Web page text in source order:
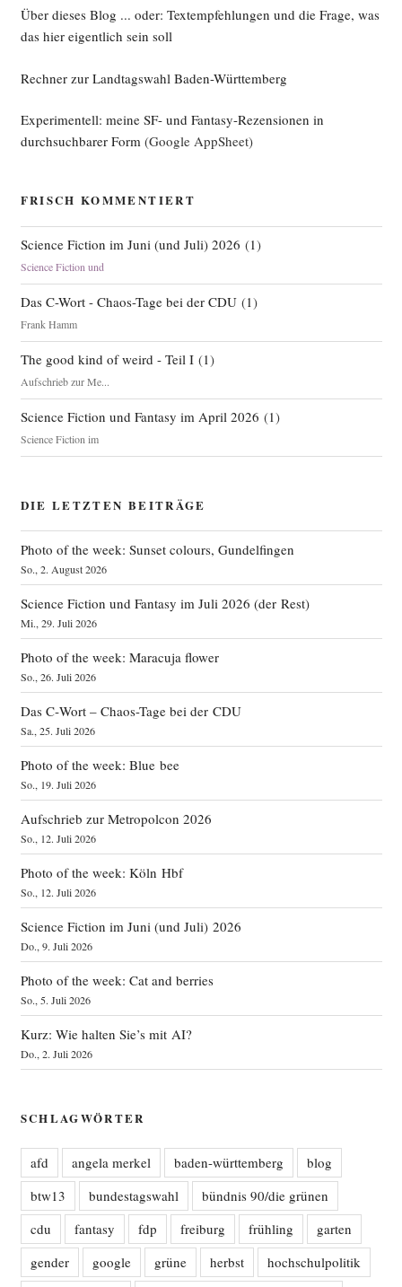
Über dieses Blog ... oder: Textempfehlungen und die Frage, was
das hier eigentlich sein soll
Rechner zur Landtagswahl Baden-Württemberg
Experimentell: meine SF- und Fantasy-Rezensionen in
durchsuchbarer Form(Google AppSheet)
FRISCH KOMMENTIERT
Science Fiction im Juni (und Juli) 2026 (1)
Science Fiction und
Das C-Wort - Chaos-Tage bei der CDU(1)
Frank Hamm
The good kind of weird - Teil I(1)
Aufschrieb zur Me...
Science Fiction und Fantasy im April 2026 (1)
Science Fiction im
DIE LETZTEN BEITRÄGE
Photo of the week: Sunset colours, Gundelfingen
So., 2. August 2026
Science Fiction und Fantasy im Juli 2026 (der Rest)
Mi., 29. Juli 2026
Photo of the week: Maracuja flower
So., 26. Juli 2026
Das C‑Wort – Chaos-Tage bei der CDU
Sa., 25. Juli 2026
Photo of the week: Blue bee
So., 19. Juli 2026
Aufschrieb zur Metropolcon 2026
So., 12. Juli 2026
Photo of the week: Köln Hbf
So., 12. Juli 2026
Science Fiction im Juni (und Juli) 2026
Do., 9. Juli 2026
Photo of the week: Cat and berries
So., 5. Juli 2026
Kurz: Wie halten Sie’s mit AI?
Do., 2. Juli 2026
SCHLAGWÖRTER
afd angela merkel baden-württemberg
blog
btw13
bundestagswahl
bündnis 90/die grünen
cdu
fantasy fdp freiburg frühling
garten
gender
google grüne herbst
hochschulpolitik